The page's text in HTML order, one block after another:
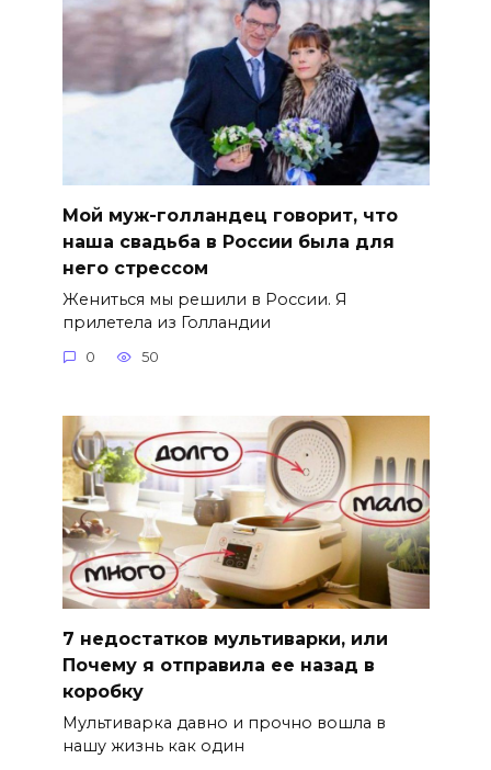
Мой муж-голландец говорит, что
наша свадьба в России была для
него стрессом
Жениться мы решили в России. Я
прилетела из Голландии
0 50
7 недостатков мультиварки, или
Почему я отправила ее назад в
коробку
Мультиварка давно и прочно вошла в
нашу жизнь как один